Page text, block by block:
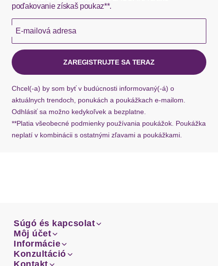
Hermes - 0,00 EUR
Okamžite dostupné položky sú zvyčajne doručené
kuriérom Hermes do 1-3 pracovných dní.
poďakovanie získaš poukaz**.
E-mailová adresa
ZAREGISTRUJTE SA TERAZ
Chcel(-a) by som byť v budúcnosti informovaný(-á) o
aktuálnych trendoch, ponukách a poukážkach e-mailom.
Odhlásiť sa možno kedykoľvek a bezplatne.
**Platia všeobecné podmienky používania poukážok. Poukážka
neplatí v kombinácii s ostatnými zľavami a poukážkami.
Súgó és kapcsolat
Email
Facebook
Súgó és kapcsolat
Email
Môj účet
Prehľad objednávok
Môj účet
Prehľad objednávok
Informácie
Doprava
Informácie
Konzultáció
Konzultáció
Kontakt